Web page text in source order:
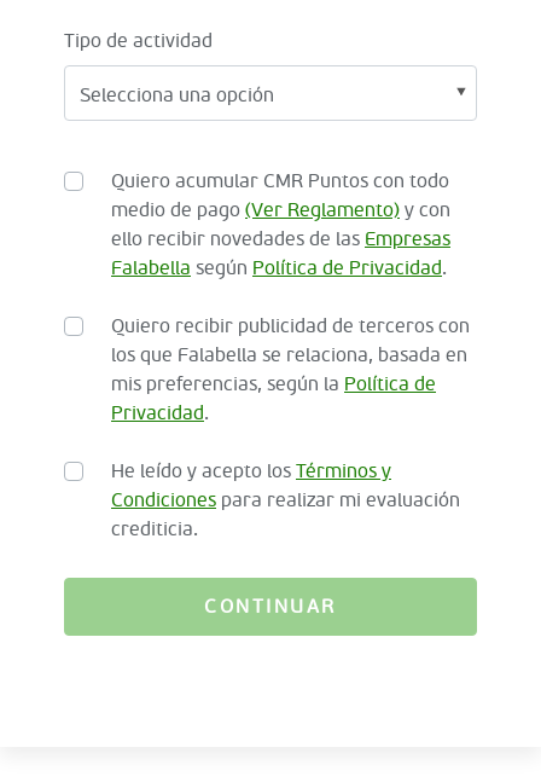
Tipo de actividad
Quiero acumular CMR Puntos con todo
medio de pago (Ver Reglamento) y con
ello recibir novedades de las Empresas
Falabella según Política de Privacidad.
Quiero recibir publicidad de terceros con
los que Falabella se relaciona, basada en
mis preferencias, según la Política de
Privacidad.
He leído y acepto los Términos y
Condiciones para realizar mi evaluación
crediticia.
CONTINUAR